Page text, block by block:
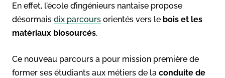
En effet, l’école d’ingénieurs nantaise propose
désormais dix parcours orientés vers le bois et les
matériaux biosourcés.
Ce nouveau parcours a pour mission première de
former ses étudiants aux métiers de la conduite de